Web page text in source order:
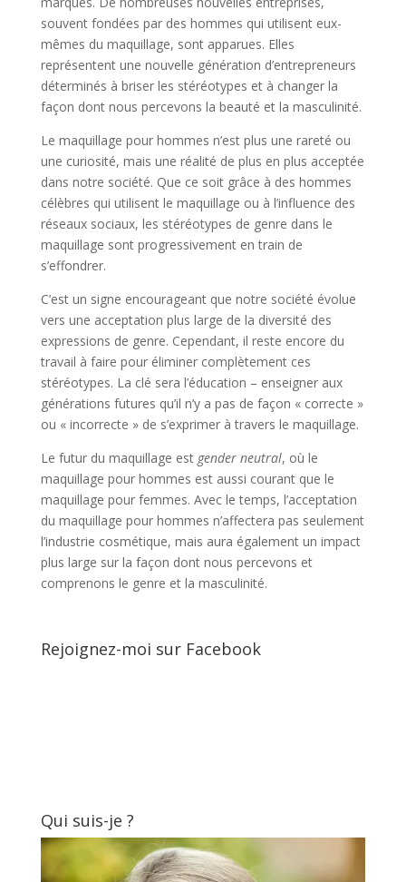
souvent fondées par des hommes qui utilisent eux-
mêmes du maquillage, sont apparues. Elles
représentent une nouvelle génération d’entrepreneurs
déterminés à briser les stéréotypes et à changer la
façon dont nous percevons la beauté et la masculinité.
Le maquillage pour hommes n’est plus une rareté ou
une curiosité, mais une réalité de plus en plus acceptée
dans notre société. Que ce soit grâce à des hommes
célèbres qui utilisent le maquillage ou à l’influence des
réseaux sociaux, les stéréotypes de genre dans le
maquillage sont progressivement en train de
s’effondrer.
C’est un signe encourageant que notre société évolue
vers une acceptation plus large de la diversité des
expressions de genre. Cependant, il reste encore du
travail à faire pour éliminer complètement ces
stéréotypes. La clé sera l’éducation – enseigner aux
générations futures qu’il n’y a pas de façon « correcte »
ou « incorrecte » de s’exprimer à travers le maquillage.
Le futur du maquillage est gender neutral, où le
maquillage pour hommes est aussi courant que le
maquillage pour femmes. Avec le temps, l’acceptation
du maquillage pour hommes n’affectera pas seulement
l’industrie cosmétique, mais aura également un impact
plus large sur la façon dont nous percevons et
comprenons le genre et la masculinité.
Rejoignez-moi sur Facebook
Qui suis-je ?